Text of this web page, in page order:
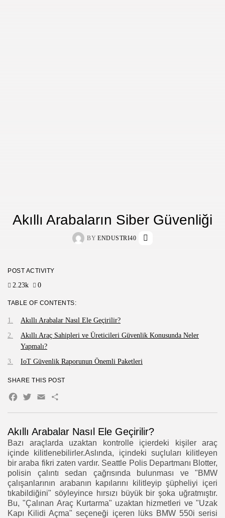
Akıllı Arabaların Siber Güvenliği
BY ENDUSTRI40
Akıllı Arabalar Nasıl Ele Geçirilir?
Bazı araçlarda uzaktan kontrolle içierdeki kişiler araç
içinde kilitlenebilirler.Aslında, içindeki suçluları kilitleyen
bir araba fikri zaten vardır. Seattle Polis Departmanı Blotter,
polisin çalıntı sedan çağrısında bulunması ve "BMW
çalışanlarının arabanın kapılarını kilitleyip şüpheliyi içeri
tıkabildiğini" söyleyince hırsızı büyük bir şoka uğratmıştır.
Bu, "Çalınan Araç Kurtarma" uzaktan hizmetleri ve "Uzak
Kapı Kilidi Açma" seçeneği içeren lüks BMW 550i serisi
POST ACTIVITY
2.23k 0
TABLE OF CONTENTS:
Akıllı Arabalar Nasıl Ele Geçirilir?
Akıllı Araç Sahipleri ve Üreticileri Güvenlik Konusunda Neler
Yapmalı?
IoT Güvenlik Raporunun Önemli Paketleri
SHARE THIS POST
Facebook
Twitter
EmailShare